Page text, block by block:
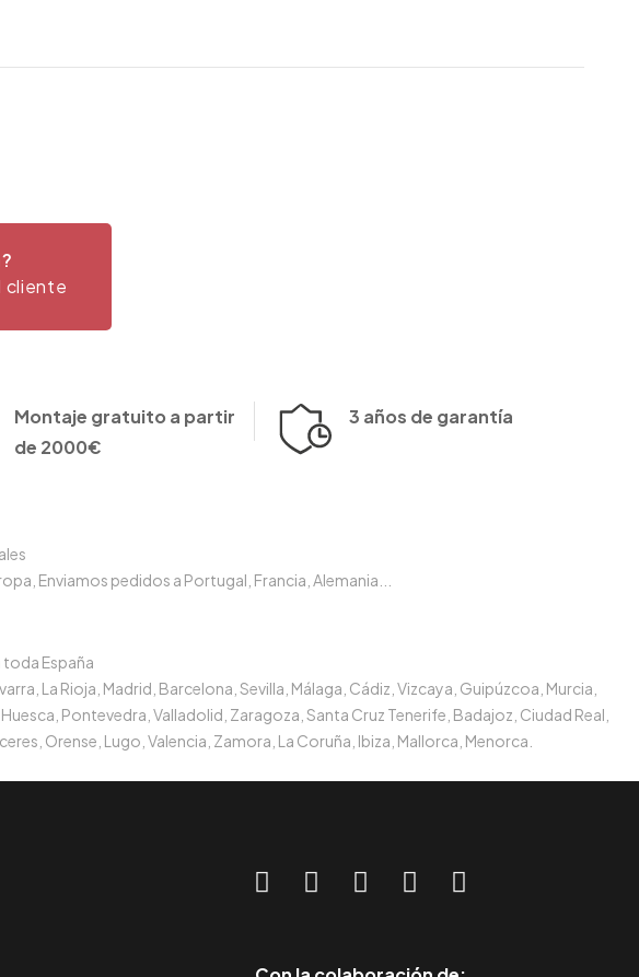
cliente
Montaje gratuito a partir
de 2000€
3 años de garantía
Enviamos pedidos a Portugal, Francia, Alemania...
toda España
La Rioja, Madrid, Barcelona, Sevilla, Málaga, Cádiz, Vizcaya, Guipúzcoa, Murcia,
Pontevedra, Valladolid, Zaragoza, Santa Cruz Tenerife, Badajoz, Ciudad Real,
Orense, Lugo, Valencia, Zamora, La Coruña, Ibiza, Mallorca, Menorca.